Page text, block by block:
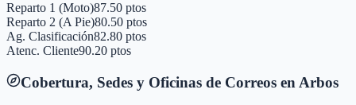
Reparto 1 (Moto)87.50 ptos
Reparto 2 (A Pie)80.50 ptos
Ag. Clasificación82.80 ptos
Atenc. Cliente90.20 ptos
Cobertura, Sedes y Oficinas de Correos en Arbos